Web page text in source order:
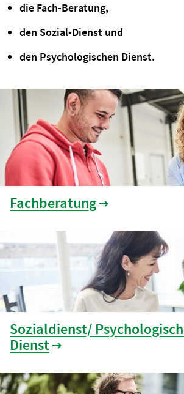
die Fach-Beratung,
den Sozial-Dienst und
den Psychologischen Dienst.
Fachberatung
Sozialdienst/
Dienst